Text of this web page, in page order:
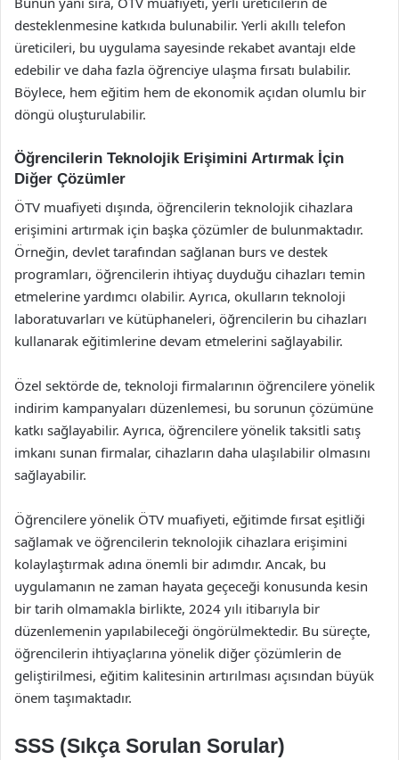
desteklenmesine katkıda bulunabilir. Yerli akıllı telefon
üreticileri, bu uygulama sayesinde rekabet avantajı elde
edebilir ve daha fazla öğrenciye ulaşma fırsatı bulabilir.
Böylece, hem eğitim hem de ekonomik açıdan olumlu bir
döngü oluşturulabilir.
Öğrencilerin Teknolojik Erişimini Artırmak İçin
Diğer Çözümler
ÖTV muafiyeti dışında, öğrencilerin teknolojik cihazlara
erişimini artırmak için başka çözümler de bulunmaktadır.
Örneğin, devlet tarafından sağlanan burs ve destek
programları, öğrencilerin ihtiyaç duyduğu cihazları temin
etmelerine yardımcı olabilir. Ayrıca, okulların teknoloji
laboratuvarları ve kütüphaneleri, öğrencilerin bu cihazları
kullanarak eğitimlerine devam etmelerini sağlayabilir.
Özel sektörde de, teknoloji firmalarının öğrencilere yönelik
indirim kampanyaları düzenlemesi, bu sorunun çözümüne
katkı sağlayabilir. Ayrıca, öğrencilere yönelik taksitli satış
imkanı sunan firmalar, cihazların daha ulaşılabilir olmasını
sağlayabilir.
Öğrencilere yönelik ÖTV muafiyeti, eğitimde fırsat eşitliği
sağlamak ve öğrencilerin teknolojik cihazlara erişimini
kolaylaştırmak adına önemli bir adımdır. Ancak, bu
uygulamanın ne zaman hayata geçeceği konusunda kesin
bir tarih olmamakla birlikte, 2024 yılı itibarıyla bir
düzenlemenin yapılabileceği öngörülmektedir. Bu süreçte,
öğrencilerin ihtiyaçlarına yönelik diğer çözümlerin de
geliştirilmesi, eğitim kalitesinin artırılması açısından büyük
önem taşımaktadır.
SSS (Sıkça Sorulan Sorular)